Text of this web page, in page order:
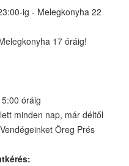
ig - Melegkonyha 22
17 óráig!
óráig
minden nap, már déltől
Öreg Prés